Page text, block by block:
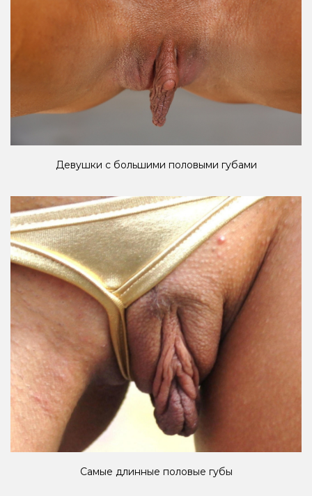
Девушки с большими половыми губами
Самые длинные половые губы